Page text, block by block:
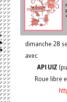
dimanche 28
avec
API UIZ
Roue libre